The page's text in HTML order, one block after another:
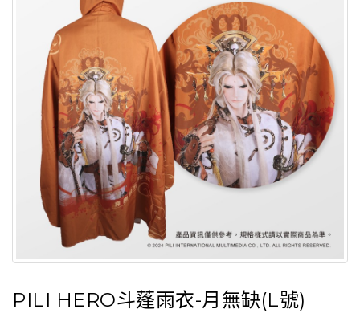
PILI HERO斗蓬雨衣-月無缺(L號)